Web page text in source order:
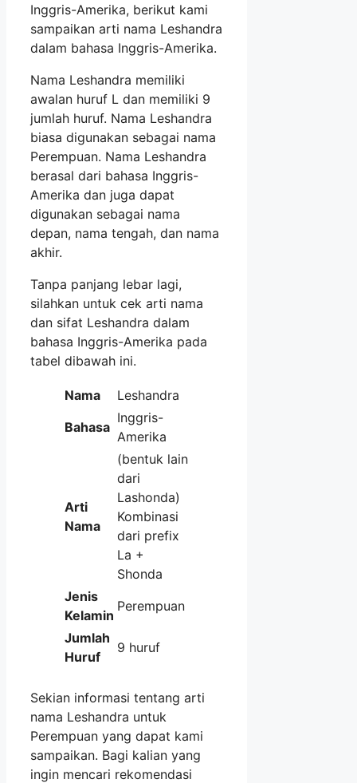
Inggris-Amerika, berikut kami
sampaikan arti nama Leshandra
dalam bahasa Inggris-Amerika.
Nama Leshandra memiliki
awalan huruf L dan memiliki 9
jumlah huruf. Nama Leshandra
biasa digunakan sebagai nama
Perempuan. Nama Leshandra
berasal dari bahasa Inggris-
Amerika dan juga dapat
digunakan sebagai nama
depan, nama tengah, dan nama
akhir.
Tanpa panjang lebar lagi,
silahkan untuk cek arti nama
dan sifat Leshandra dalam
bahasa Inggris-Amerika pada
tabel dibawah ini.
Nama
Leshandra
Bahasa
Inggris-
Amerika
Arti
Nama
(bentuk lain
dari
Lashonda)
Kombinasi
dari prefix
La +
Shonda
Jenis
Kelamin
Perempuan
Jumlah
Huruf
9 huruf
Sekian informasi tentang arti
nama Leshandra untuk
Perempuan yang dapat kami
sampaikan. Bagi kalian yang
ingin mencari rekomendasi